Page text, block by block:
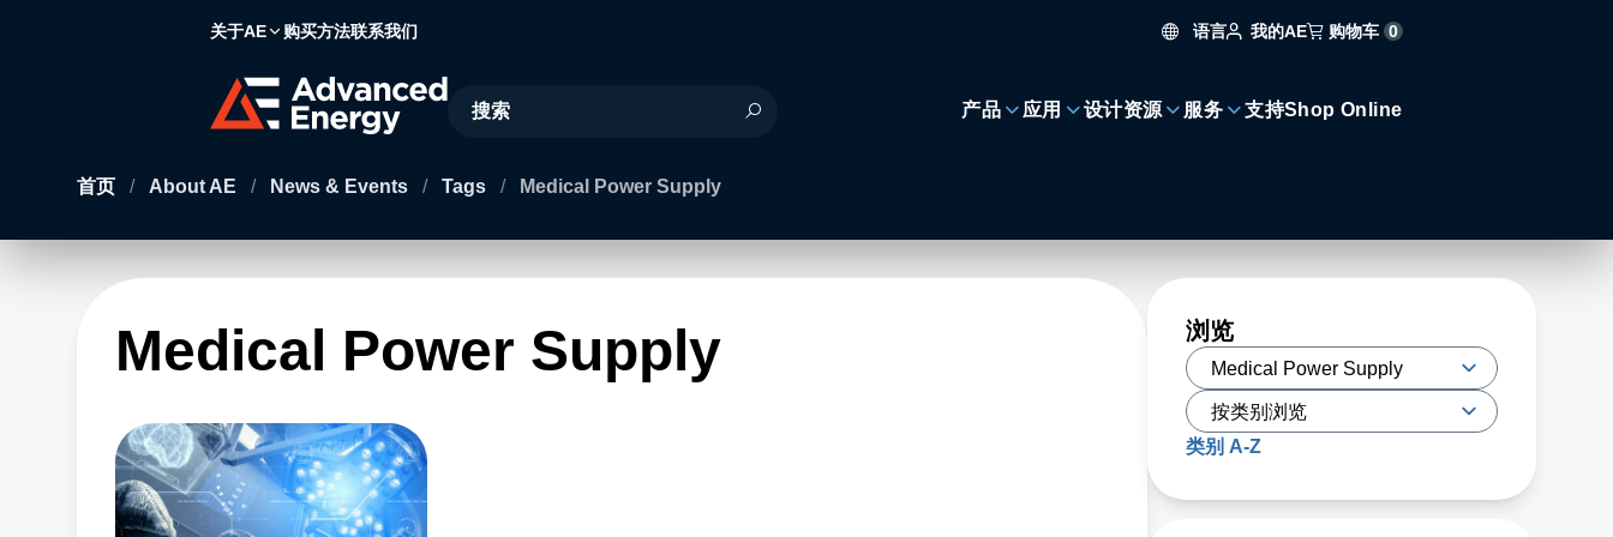
关于AE 购买方法联系我们 语言 我的AE 购物车 0
Site Search
产品 应用 设计资源 服务 支持Shop Online
首页 / About AE / News & Events / Tags / Medical Power Supply
Medical Power Supply 浏览
类别 A-Z